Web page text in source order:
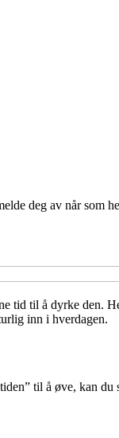
deg av når som
tid til å dyrke den.
inn i hverdagen.
til å øve, kan